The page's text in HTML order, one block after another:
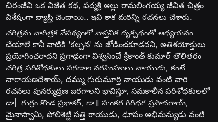
చిరంజీవి ఒక విజేత కథ, పద్మశ్రీ అల్లు రామలింగయ్య జీవిత చిత్రం
విశేషంగా వ్యాప్తి చెందాయి.. ఇవి కాక మరిన్ని రచనలు చేశారు.
చరిత్రను చారిత్రక నేపథ్యంలో వాస్తవిక దృక్పథంతో అధ్యయనం
చేయాలే కానీ వాటికి 'కల్పన' ను జోడించకూడదని, అతిశయోక్తులు
ప్రయోగించరాదని ప్రగాఢంగా విశ్వసించే శ్రీకాంత్ కుమార్ తొలితరం
చరిత్ర పరిశోధకులు పగడాల నరసింహులు నాయుడు, కంటే
నారాయణదేశాయ్, దమ్ము గురుమూర్తి నాయుడు వంటి వారి
రచనలు పునర్ముద్రణ జరగాలని భావిస్తూ, సమకాలీన పరిశోధకులలో
డా|| గుర్రం కొండ ప్రభాకర్, డా॥ సుంకర గిరిధర ప్రసాదరాయ్,
మైనాస్వామి, పోలిశెట్టి సత్తి రాయుడు, ధూపం అభిమన్యుడు వంటి